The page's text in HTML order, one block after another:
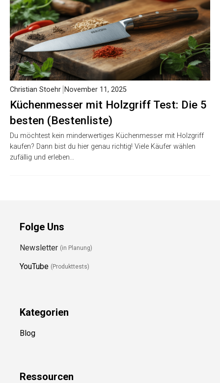
Küchenmesser mit Holzgriff Test: Die 5
besten (Bestenliste)
Christian Stoehr November 11, 2025
Du möchtest kein minderwertiges Küchenmesser mit Holzgriff
kaufen? Dann bist du hier genau richtig! Viele Käufer wählen
zufällig und erleben…
Folge Uns
Newsletter (in Planung)
YouTube (Produkttests)
Kategorien
Blog
Ressourcen